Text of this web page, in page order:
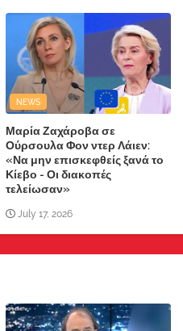
NEWS
Μαρία Ζαχάροβα σε
Ούρσουλα Φον ντερ Λάιεν:
«Να μην επισκεφθείς ξανά το
Κίεβο - Οι διακοπές
τελείωσαν»
July 17, 2026